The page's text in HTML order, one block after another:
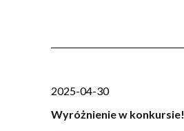
2025-04-30
Wyróżnienie w konkursie!